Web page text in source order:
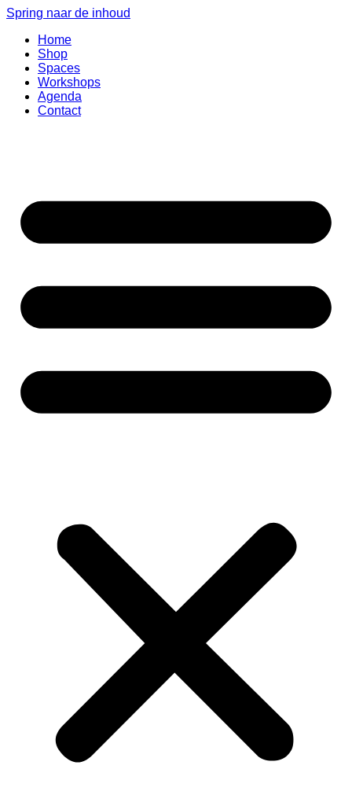
Spring naar de inhoud
Home
Shop
Spaces
Workshops
Agenda
Contact